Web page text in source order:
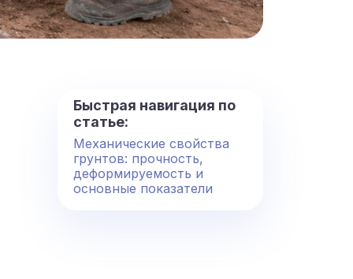
Быстрая навигация по
статье:
Механические свойства
грунтов: прочность,
деформируемость и
основные показатели